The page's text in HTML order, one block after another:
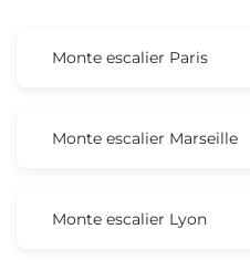
Monte escalier Paris
Monte escalier Marseille
Monte escalier Lyon